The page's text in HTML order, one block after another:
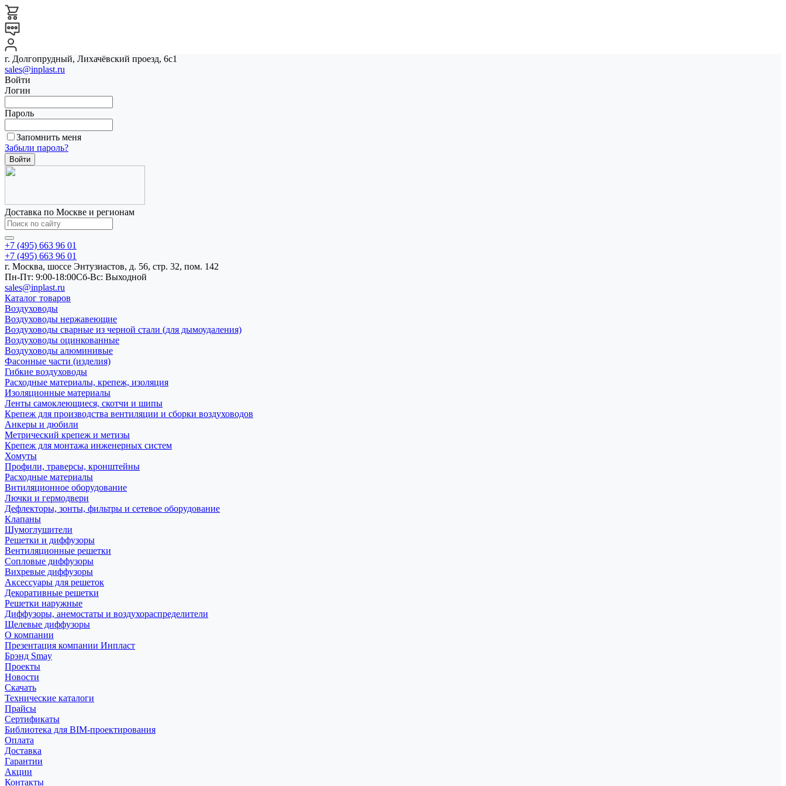
г. Долгопрудный, Лихачёвский проезд, 6с1
sales@inplast.ru
Войти
Логин
Пароль
Запомнить меня
Забыли пароль?
Доставка по Москве и регионам
+7 (495) 663 96 01
+7 (495) 663 96 01
г. Москва, шоссе Энтузиастов, д. 56, стр. 32, пом. 142
Пн-Пт: 9:00-18:00Cб-Вс: Выходной
sales@inplast.ru
Каталог товаров
Воздуховоды
Воздуховоды нержавеющие
Воздуховоды сварные из черной стали (для дымоудаления)
Воздуховоды оцинкованные
Воздуховоды алюминивые
Фасонные части (изделия)
Гибкие воздуховоды
Расходные материалы, крепеж, изоляция
Изоляционные материалы
Ленты самоклеющиеся, скотчи и шипы
Крепеж для производства вентиляции и сборки воздуховодов
Анкеры и дюбили
Метрический крепеж и метизы
Крепеж для монтажа инженерных систем
Хомуты
Профили, траверсы, кронштейны
Расходные материалы
Внтиляционное оборудование
Лючки и гермодвери
Дефлекторы, зонты, фильтры и сетевое оборудование
Клапаны
Шумоглушители
Решетки и диффузоры
Вентиляционные решетки
Сопловые диффузоры
Вихревые диффузоры
Аксессуары для решеток
Декоративные решетки
Решетки наружные
Диффузоры, анемостаты и воздухораспределители
Щелевые диффузоры
О компании
Презентация компании Инпласт
Брэнд Smay
Проекты
Новости
Скачать
Технические каталоги
Прайсы
Сертификаты
Библиотека для BIM-проектирования
Оплата
Доставка
Гарантии
Акции
Контакты